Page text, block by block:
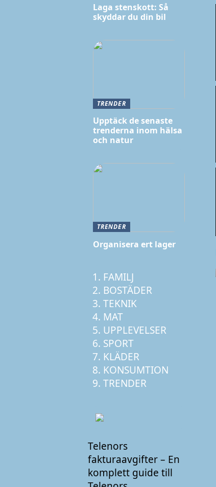
Laga stenskott: Så
skyddar du din bil
TRENDER
Upptäck de senaste
trenderna inom hälsa
och natur
TRENDER
Organisera ert lager
FAMILJ
BOSTÄDER
TEKNIK
MAT
UPPLEVELSER
SPORT
KLÄDER
KONSUMTION
TRENDER
Telenors
fakturaavgifter – En
komplett guide till